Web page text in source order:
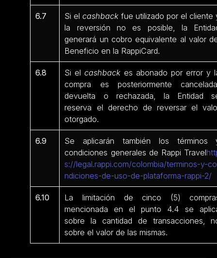
6.7 Si elcashback fue utilizado por el cliente
la reversión no es posible, la
generará un cobro equivalente al valor
Beneficio en la RappiCard.
6.8 Si elcashback es abonado por error y
compra es posteriormente
devuelta o rechazada, la Entidad
reserva el derecho de reversar el
otorgado.
6.9
Se aplicarán también los términos
condiciones generales de Rappi Travel
s://legal.rappi.com/colombia/terminos-y-co
ndiciones-de-uso-de-plataforma-rappi-2/
6.10
La limitación de cinco (5)
mencionada en el punto 4.4 se
sobre la cantidad de transacciones,
sobre el valor de las mismas.